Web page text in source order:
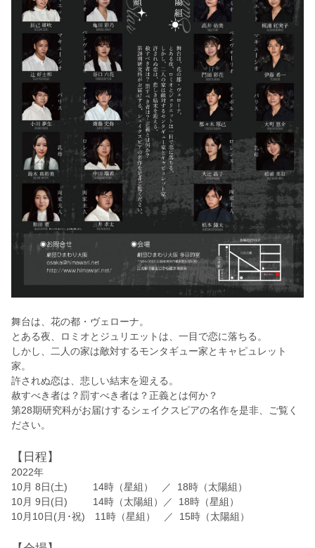
舞台は、花の都・ヴェローナ。
とある夜、ロミオとジュリエットは、一目で恋に落ちる。
しかし、二人の家は敵対するモンタギュー家とキャピュレット
家。
許されぬ恋は、悲しい結末を迎える。
赦すべき者は？罰すべき者は？正義とは何か？
第28期研究科がお届けするシェイクスピアの名作を是非、ご覧く
ださい。
【日程】
2022年
10月 8日(土) 14時（星組） ／ 18時（太陽組）
10月 9日(日) 14時（太陽組）／ 18時（星組）
10月10日(月･祝) 11時（星組） ／ 15時（太陽組）